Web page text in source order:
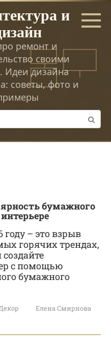
и
ремонт и
своими
Идеи дизайна
советы, фото и
бумажного
– это взрыв
горячих трендах,
с помощью
бумажного
Елена Смирнова